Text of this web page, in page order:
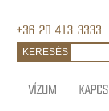
KERESÉS